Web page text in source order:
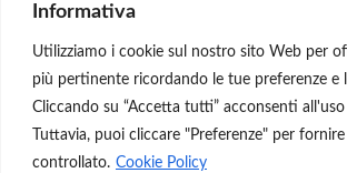
Informativa
Utilizziamo i cookie sul nostro sito Web per
più pertinente ricordando le tue preferenze e
Cliccando su “Accetta tutti” acconsenti
Tuttavia, puoi cliccare "Preferenze" per
controllato. Cookie Policy
Insalata con mango,